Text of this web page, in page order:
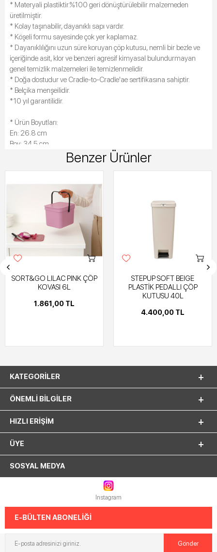
* Materyali plastiktir.%100 geri dönüştürülebilir malzemeden
üretilmiştir.
* Kolay taşınabilir, dayanıklı sapı vardır.
* Köşeli formu sayesinde çok yer kaplamaz.
* Dayanıklılığını uzun süre koruyan çöp kutusu, nemli bir bezle ve
içeriğinde asit, klor ve benzeri agresif kimyasal bulundurmayan
genel temizlik malzemeleri ile temizlenmelidir.
* Doğa dostudur ve Cradle-to-Cradle'ae sertifikasına sahiptir.
* Belçika menşeilidir.
*10 yıl garantilidir.
* Ürün Boyutları:
En: 26.8 cm
Boy: 34.5 cm
Benzer Ürünler
SORT&GO LILAC PINK ÇÖP
KOVASI 6L
1.861,00 TL
STEPUP SOFT BEIGE
PLASTİK PEDALLI ÇÖP
KUTUSU 40L
4.400,00 TL
KATEGORILER
ÖNEMLI BILGILER
HIZLI ERIŞIM
ÜYE
SOSYAL MEDYA
Instagram
E-BÜLTEN ABONELİĞİ